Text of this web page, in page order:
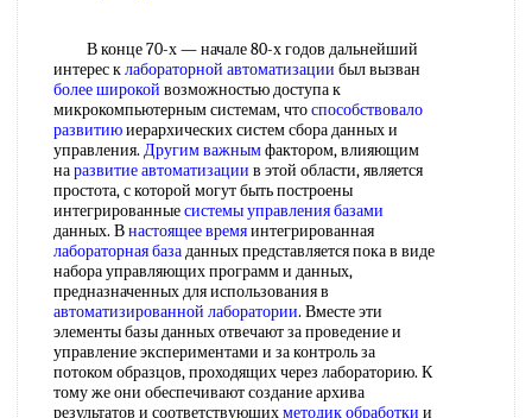
В конце 70-х — начале 80-х годов дальнейший
интерес клабораторной автоматизации был вызван
более широкой возможностью доступа к
микрокомпьютерным системам, чтоспособствовало
развитиюиерархических систем сбора данных и
управления. Другим важнымфактором, влияющим
наразвитие автоматизации в этой области, является
простота, с которой могут быть построены
интегрированныесистемы управления базами
данных. Внастоящее времяинтегрированная
лабораторная базаданных представляется пока в виде
набора управляющих программ и данных,
предназначенных для использования в
автоматизированной лаборатории. Вместе эти
элементы базы данных отвечают за проведение и
управление экспериментами и за контроль за
потоком образцов, проходящих через лабораторию. К
тому же они обеспечивают создание архива
результатов и соответствующихметодик обработки и